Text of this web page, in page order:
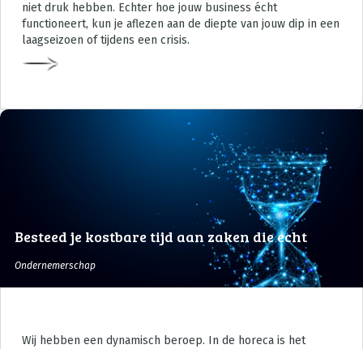
niet druk hebben. Echter hoe jouw business écht
functioneert, kun je aflezen aan de diepte van jouw dip in een
laagseizoen of tijdens een crisis.
Ondernemerschap
Besteed je kostbare tijd aan zaken die echt
effect hebben
Wij hebben een dynamisch beroep. In de horeca is het